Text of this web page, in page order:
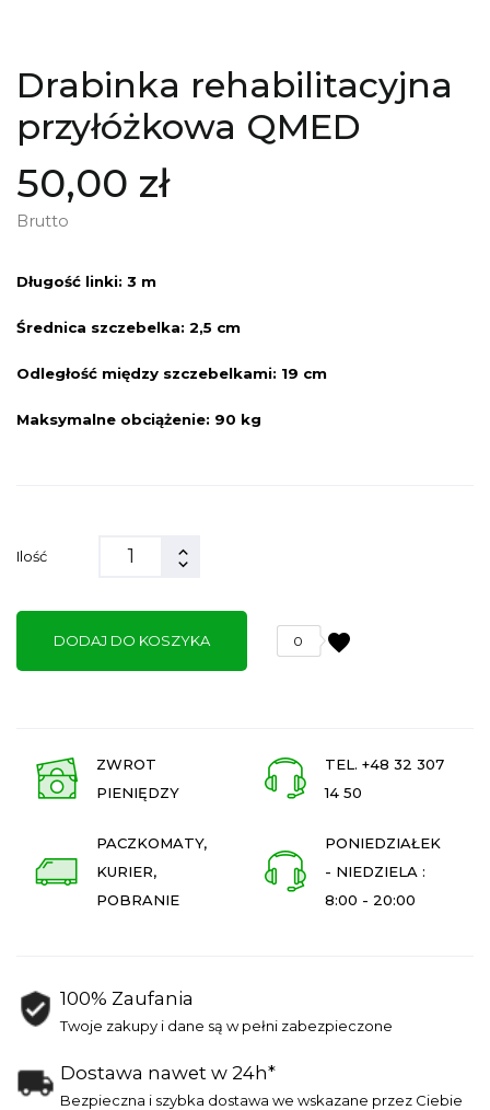
Drabinka rehabilitacyjna
przyłóżkowa QMED
50,00 zł
Brutto
Długość linki: 3 m
Średnica szczebelka: 2,5 cm
Odległość między szczebelkami: 19 cm
Maksymalne obciążenie: 90 kg
Ilość
DODAJ DO KOSZYKA favorite
0
ZWROT
PIENIĘDZY
TEL. +48 32 307
14 50
PACZKOMATY,
KURIER,
POBRANIE
PONIEDZIAŁEK
- NIEDZIELA :
8:00 - 20:00
100% Zaufania
Twoje zakupy i dane są w pełni zabezpieczone
Dostawa nawet w 24h*
Bezpieczna i szybka dostawa we wskazane przez Ciebie